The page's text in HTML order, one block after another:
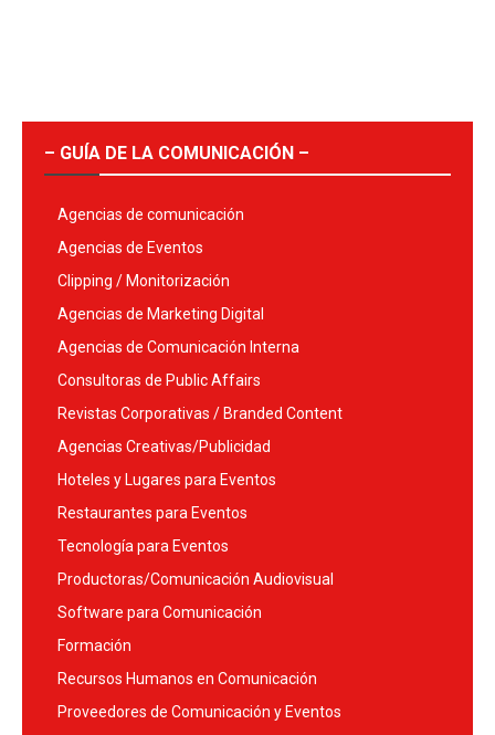
– GUÍA DE LA COMUNICACIÓN –
Agencias de comunicación
Agencias de Eventos
Clipping / Monitorización
Agencias de Marketing Digital
Agencias de Comunicación Interna
Consultoras de Public Affairs
Revistas Corporativas / Branded Content
Agencias Creativas/Publicidad
Hoteles y Lugares para Eventos
Restaurantes para Eventos
Tecnología para Eventos
Productoras/Comunicación Audiovisual
Software para Comunicación
Formación
Recursos Humanos en Comunicación
Proveedores de Comunicación y Eventos